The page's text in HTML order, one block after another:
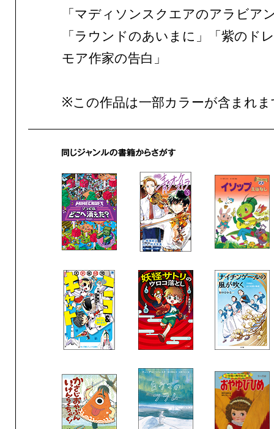
「マディソンスクエアのアラビア
「ラウンドのあいまに」「紫のド
モア作家の告白」
※この作品は一部カラーが含まれま